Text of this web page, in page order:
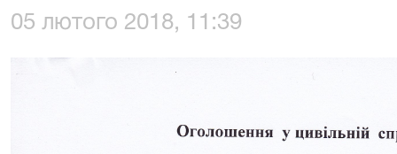
05 лютого 2018, 11:39